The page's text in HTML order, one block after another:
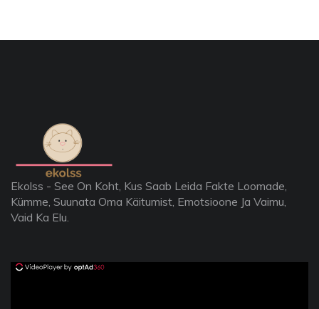
Ekolss - See On Koht, Kus Saab Leida Fakte Loomade,
Kümme, Suunata Oma Käitumist, Emotsioone Ja Vaimu,
Vaid Ka Elu.